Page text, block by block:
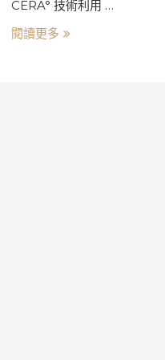
CERA° 技術利用 …
閱讀更多